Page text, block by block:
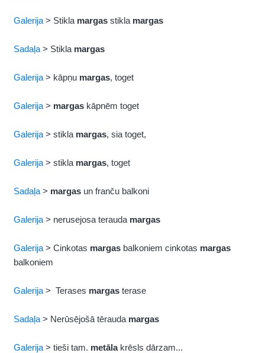
Galerija > Stikla margas stikla margas
Sadaļa > Stikla margas
Galerija > kāpņu margas, toget
Galerija > margas kāpnēm toget
Galerija > stikla margas, sia toget,
Galerija > stikla margas, toget
Sadaļa > margas un franču balkoni
Galerija > nerusejosa terauda margas
Galerija > Cinkotas margas balkoniem cinkotas margas
balkoniem
Galerija > Terases margas terase
Sadaļa > Nerūsējošā tērauda margas
Galerija > tieši tam. metālakrēsls dārzam...